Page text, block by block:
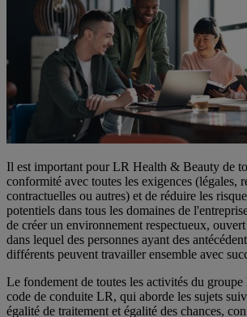
Il est important pour LR Health & Beauty de
conformité avec toutes les exigences (légales,
contractuelles ou autres) et de réduire les
potentiels dans tous les domaines de
de créer un environnement respectueux,
dans lequel des personnes ayant des
différents peuvent travailler ensemble avec
Le fondement de toutes les activités du
code de conduite LR, qui aborde les sujets
égalité de traitement et égalité des chances,